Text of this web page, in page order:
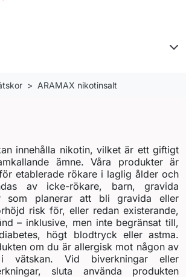
ARAMAX nikotinsalt
innehålla nikotin, vilket är ett giftigt
ämne. Våra produkter är
etablerade rökare i laglig ålder och
av icke-rökare, barn, gravida
som planerar att bli gravida eller
risk för, eller redan existerande,
– inklusive, men inte begränsat till,
högt blodtryck eller astma.
om du är allergisk mot någon av
i vätskan. Vid biverkningar eller
sluta använda produkten